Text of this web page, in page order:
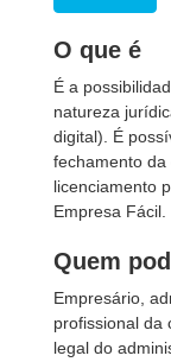
O que é
É a
natureza
digital). É
fechamento
licenciamento
Empresa Fácil.
Quem
Empresário,
profissional da
legal do